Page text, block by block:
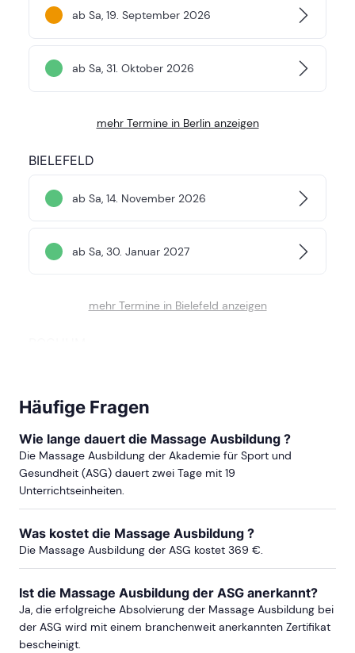
ab Sa, 19. September 2026
ab Sa, 31. Oktober 2026
mehr Termine in Berlin anzeigen
BIELEFELD
ab Sa, 14. November 2026
ab Sa, 30. Januar 2027
mehr Termine in Bielefeld anzeigen
ab Sa, 24. April 2027
mehr Termine in Bochum anzeigen
BONN
BRAUNSCHWEIG
Häufige Fragen
Wie lange dauert die Massage Ausbildung ?
Die Massage Ausbildung der Akademie für Sport und
Gesundheit (ASG) dauert zwei Tage mit 19
Unterrichtseinheiten.
Was kostet die Massage Ausbildung ?
Die Massage Ausbildung der ASG kostet 369 €.
Ist die Massage Ausbildung der ASG anerkannt?
Ja, die erfolgreiche Absolvierung der Massage Ausbildung bei
der ASG wird mit einem branchenweit anerkannten Zertifikat
bescheinigt.